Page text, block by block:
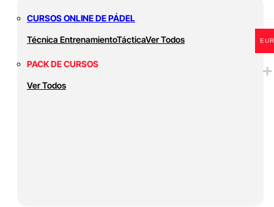
CURSOS ONLINE DE PÁDEL
Técnica EntrenamientoTácticaVer Todos
PACK DE CURSOS
Ver Todos
EUR